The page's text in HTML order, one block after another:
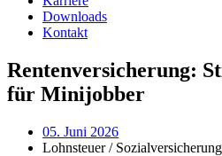
Downloads
Kontakt
Rentenversicherung:
für Minijobber
05. Juni 2026
Lohnsteuer / Sozialversicherung